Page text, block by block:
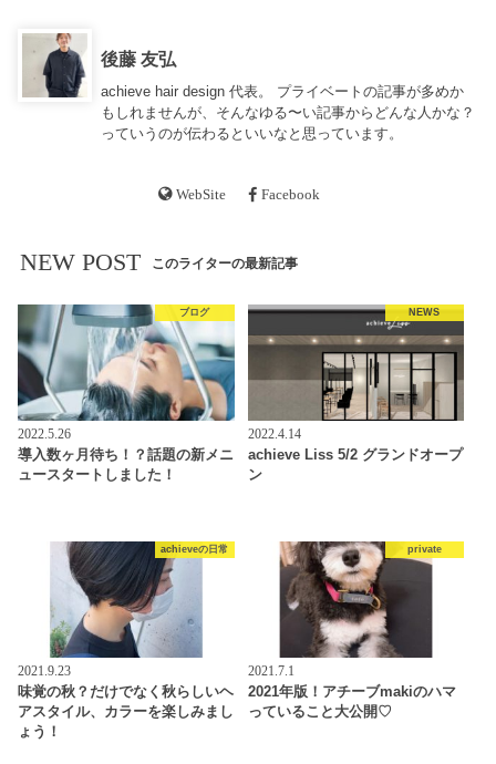
後藤 友弘
achieve hair design 代表。 プライベートの記事が多めか
もしれませんが、そんなゆる〜い記事からどんな人かな？
っていうのが伝わるといいなと思っています。
WebSite Facebook
NEW POST このライターの最新記事
ブログ
2022.5.26
導入数ヶ月待ち！？話題の新メニ
ュースタートしました！
NEWS
2022.4.14
achieve Liss 5/2 グランドオープ
ン
achieveの日常
2021.9.23
味覚の秋？だけでなく秋らしいヘ
アスタイル、カラーを楽しみまし
ょう！
private
2021.7.1
2021年版！アチーブmakiのハマ
っていること大公開♡